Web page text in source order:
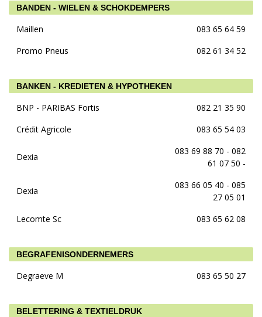
BANDEN - WIELEN & SCHOKDEMPERS
Maillen
083 65 64 59
Promo Pneus
082 61 34 52
BANKEN - KREDIETEN & HYPOTHEKEN
BNP - PARIBAS Fortis
082 21 35 90
Crédit Agricole
083 65 54 03
Dexia
083 69 88 70 - 082
61 07 50 -
Dexia
083 66 05 40 - 085
27 05 01
Lecomte Sc
083 65 62 08
BEGRAFENISONDERNEMERS
Degraeve M 083 65 50 27
BELETTERING & TEXTIELDRUK